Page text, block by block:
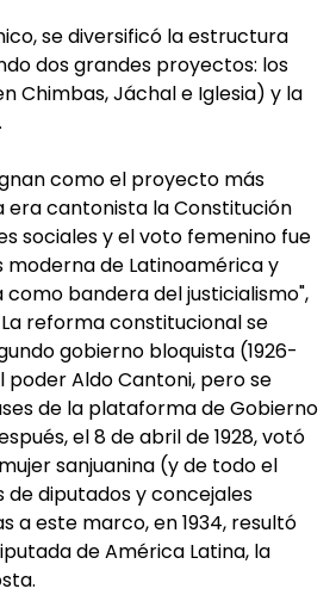
se diversificó la estructura
dos grandes proyectos: los
Chimbas, Jáchal e Iglesia) y la
como el proyecto más
era cantonista la Constitución
sociales y el voto femenino fue
moderna de Latinoamérica y
bandera del justicialismo",
reforma constitucional se
gobierno bloquista (1926-
poder Aldo Cantoni, pero se
de la plataforma de Gobierno
el 8 de abril de 1928, votó
sanjuanina (y de todo el
diputados y concejales
a este marco, en 1934, resultó
de América Latina, la